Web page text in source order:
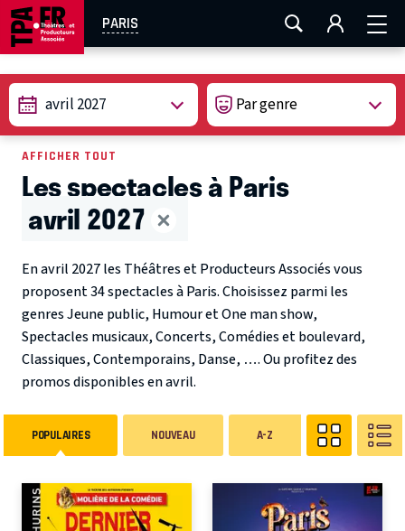
PARIS
AIX-MARSEILLE LA ROCHELLE
EN TOURNÉE
avril 2027
AFFICHER TOUT
Les spectacles à Paris
avril 2027
En avril 2027 les Théâtres et Producteurs Associés vous
proposent 34 spectacles à Paris. Choisissez parmi les
genres Jeune public, Humour et One man show,
Spectacles musicaux, Concerts, Comédies et boulevard,
Classiques, Contemporains, Danse, …. Ou profitez des
promos disponibles en avril.
POPULAIRES NOUVEAU A-Z